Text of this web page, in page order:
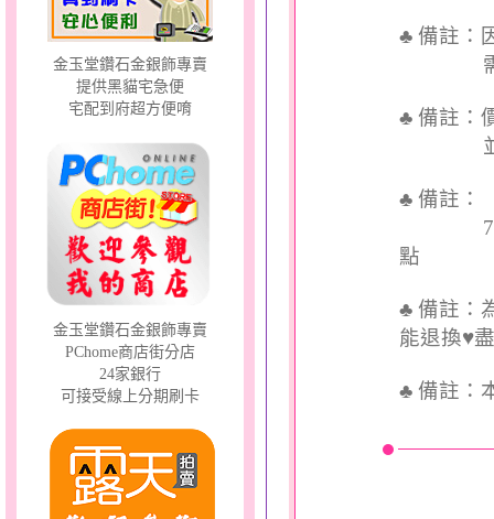
金玉堂鑽石金銀飾專賣
提供黑貓宅急便
宅配到府超方便唷
金玉堂鑽石金銀飾專賣
PChome商店街分店
24家銀行
可接受線上分期刷卡
♣ 備註：
需依實
♣ 備註：
並交付
♣ 備註：
7個工
點
♣ 備註：
能退換♥
♣ 備註：